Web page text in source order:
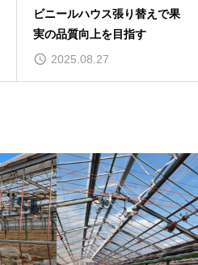
ビニールハウス張り替えで果
実の品質向上を目指す
2025.08.27